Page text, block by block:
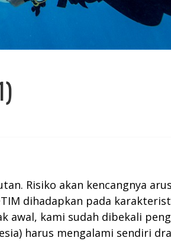
Risiko akan kencangnya
dihadapkan pada
awal, kami sudah dibekali
harus mengalami sendiri